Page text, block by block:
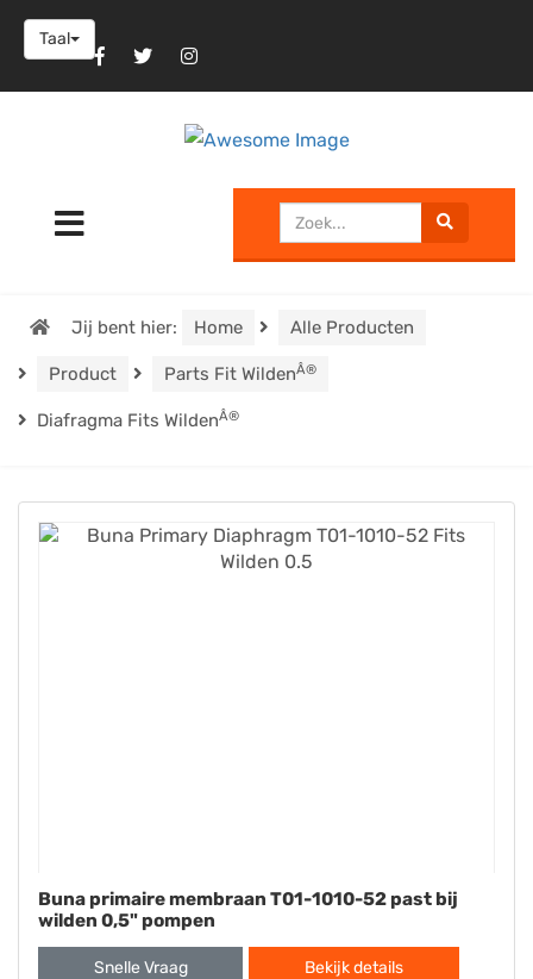
Taal
Jij bent hier: Home Alle Producten
Product Parts Fit WildenÂ®
Diafragma Fits WildenÂ®
Buna primaire membraan T01-1010-52 past bij
wilden 0,5" pompen
Snelle Vraag Bekijk details